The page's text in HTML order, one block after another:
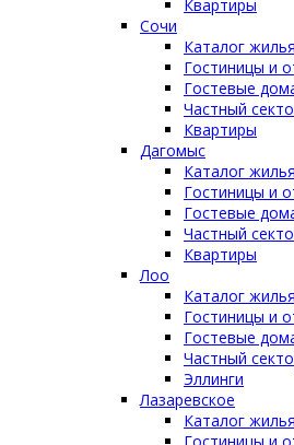
Квартиры
Сочи
Каталог жилья
Гостиницы и
Гостевые
Частный
Квартиры
Дагомыс
Каталог жилья
Гостиницы и
Гостевые
Частный
Квартиры
Лоо
Каталог жилья
Гостиницы и
Гостевые
Частный
Эллинги
Лазаревское
Каталог жилья